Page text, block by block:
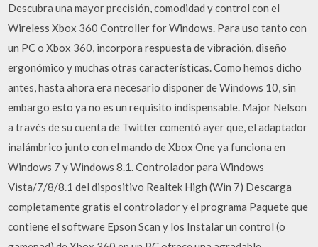
Descubra una mayor precisión, comodidad y control con el
Wireless Xbox 360 Controller for Windows. Para uso tanto con
un PC o Xbox 360, incorpora respuesta de vibración, diseño
ergonómico y muchas otras características. Como hemos dicho
antes, hasta ahora era necesario disponer de Windows 10, sin
embargo esto ya no es un requisito indispensable. Major Nelson
a través de su cuenta de Twitter comentó ayer que, el adaptador
inalámbrico junto con el mando de Xbox One ya funciona en
Windows 7 y Windows 8.1. Controlador para Windows
Vista/7/8/8.1 del dispositivo Realtek High (Win 7) Descarga
completamente gratis el controlador y el programa Paquete que
contiene el software Epson Scan y los Instalar un control (o